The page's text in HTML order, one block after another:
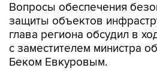
Вопросы обеспечения
защиты объектов
глава региона обсудил в
с заместителем министра
Беком Евкуровым.